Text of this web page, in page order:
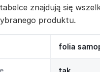
znajdują się
produktu.
folia